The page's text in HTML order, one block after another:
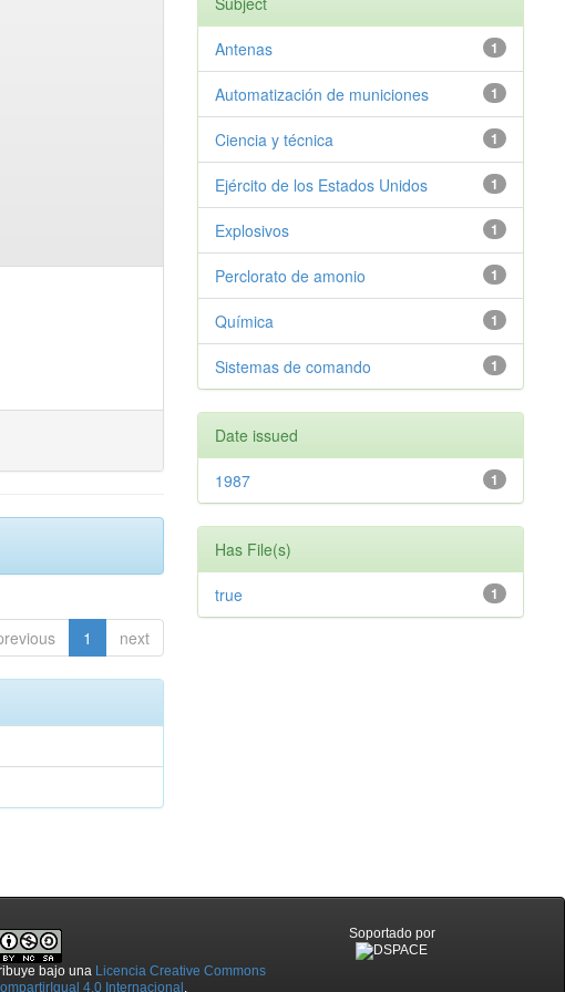
1 next
1
Antenas
1
Automatización de municiones
1
Ciencia y técnica
1
Ejército de los Estados Unidos
1
Explosivos
1
Perclorato de amonio
1
Química
1
Sistemas de comando
Date issued
1
1987
Has File(s)
1
true
bajo una Licencia Creative Commons
4.0 Internacional .
Soportado por